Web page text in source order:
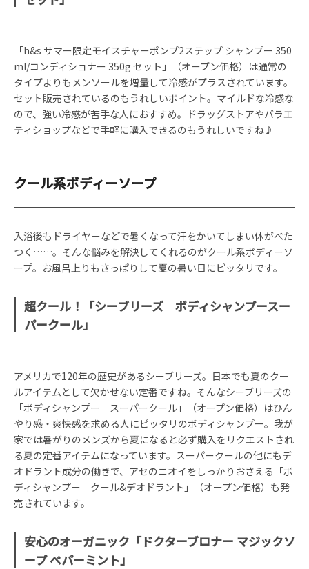
「h&s サマー限定モイスチャーポンプ2ステップ シャンプー 350
ml/コンディショナー 350g セット」（オープン価格）は通常の
タイプよりもメンソールを増量して冷感がプラスされています。
セット販売されているのもうれしいポイント。マイルドな冷感な
ので、強い冷感が苦手な人におすすめ。ドラッグストアやバラエ
ティショップなどで手軽に購入できるのもうれしいですね♪
クール系ボディーソープ
入浴後もドライヤーなどで暑くなって汗をかいてしまい体がべた
つく……。そんな悩みを解決してくれるのがクール系ボディーソ
ープ。お風呂上りもさっぱりして夏の暑い日にピッタリです。
超クール！「シーブリーズ ボディシャンプースー
パークール」
アメリカで120年の歴史があるシーブリーズ。日本でも夏のクー
ルアイテムとして欠かせない定番ですね。そんなシーブリーズの
「ボディシャンプー スーパークール」（オープン価格）はひん
やり感・爽快感を求める人にピッタリのボディシャンプー。我が
家では暑がりのメンズから夏になると必ず購入をリクエストされ
る夏の定番アイテムになっています。スーパークールの他にもデ
オドラント成分の働きで、アセのニオイをしっかりおさえる「ボ
ディシャンプー クール&デオドラント」（オープン価格）も発
売されています。
安心のオーガニック「ドクターブロナー マジックソ
ープ ペパーミント」